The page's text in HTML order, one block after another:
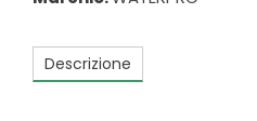
Descrizione